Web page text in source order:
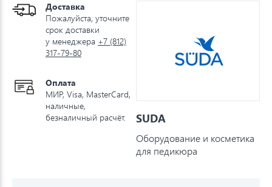
Доставка
Пожалуйста, уточните
срок доставки
у менеджера +7 (812)
317-79-80
Оплата
МИР, Visa, MasterCard,
наличные,
безналичный расчёт.
SUDA
Оборудование и косметика
для педикюра